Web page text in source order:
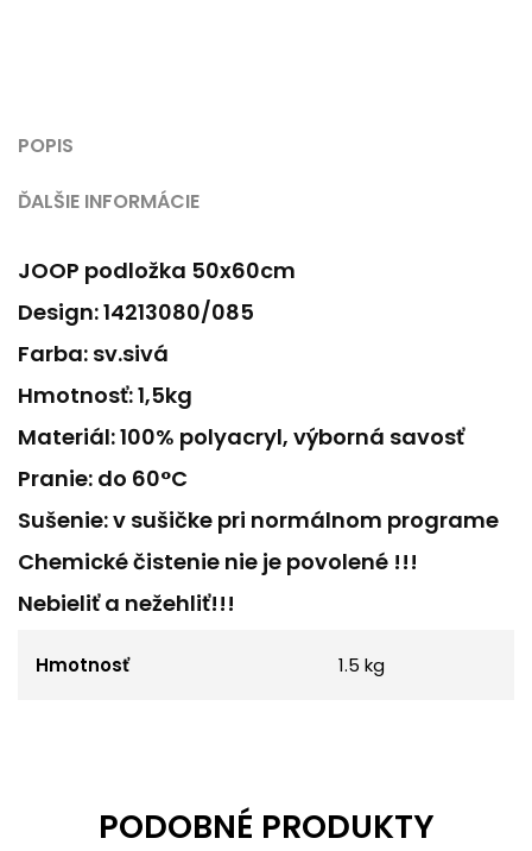
POPIS
ĎALŠIE INFORMÁCIE
JOOP podložka 50x60cm
Design: 14213080/085
Farba: sv.sivá
Hmotnosť: 1,5kg
Materiál: 100% polyacryl, výborná savosť
Pranie: do 60°C
Sušenie: v sušičke pri normálnom programe
Chemické čistenie nie je povolené !!!
Nebieliť a nežehliť!!!
Hmotnosť 1.5 kg
PODOBNÉ PRODUKTY